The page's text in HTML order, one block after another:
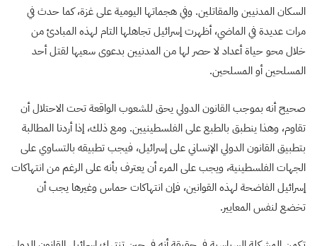
السكان المدنيين والمقاتلين. وفي هجماتها اليومية على غزة، كما حدث في
مرات عديدة في الماضي، أظهرت إسرائيل تجاهلها التام لهذه المبادئ من
خلال محو حياة أعداد لا حصر لها من المدنيين بدعوى سعيها لقتل أحد
المسلحين أو المسلحين.
صحيح أنه بموجب القانون الدولي يحق للشعوب الواقعة تحت الاحتلال أن
تقاوم، وهذا ينطبق بالطبع على الفلسطينيين. ومع ذلك، إذا أردنا المطالبة
بتطبيق القانون الدولي الإنساني على إسرائيل، فيجب تطبيقه بالتساوي على
الجهات الفلسطينية، ويجب على المرء أن يعترف بأنه على الرغم من انتهاكات
إسرائيل الفاضحة لهذه القوانين، فإن انتهاكات حماس وغيرها يجب أن
تخضع لنفس المعايير.